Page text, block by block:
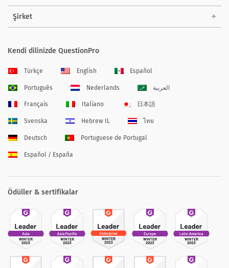
Şirket
Kendi dilinizde QuestionPro
Türkçe English Español
Português Nederlands العربية
Français Italiano 日本語
Svenska Hebrew IL ไทย
Deutsch Portuguese de Portugal
Español / España
Ödüller & sertifikalar